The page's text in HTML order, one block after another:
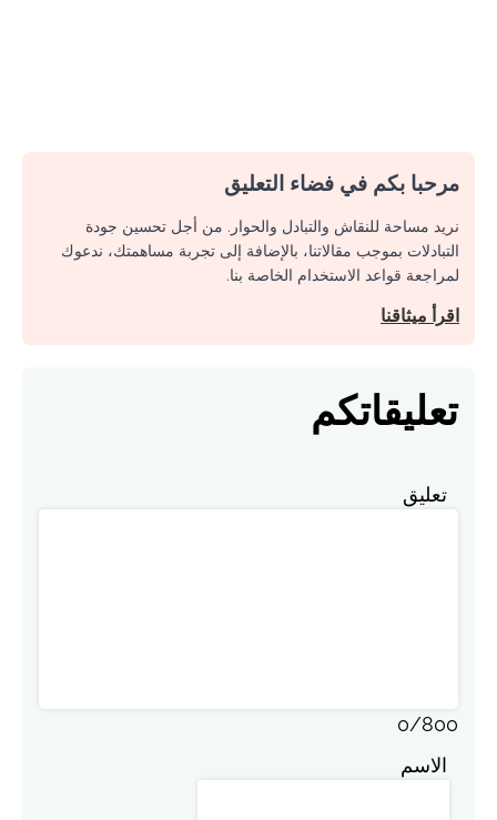
مرحبا بكم في فضاء التعليق
نريد مساحة للنقاش والتبادل والحوار. من أجل تحسين جودة
التبادلات بموجب مقالاتنا، بالإضافة إلى تجربة مساهمتك، ندعوك
لمراجعة قواعد الاستخدام الخاصة بنا.
اقرأ ميثاقنا
تعليقاتكم
تعليق
0/800
الاسم